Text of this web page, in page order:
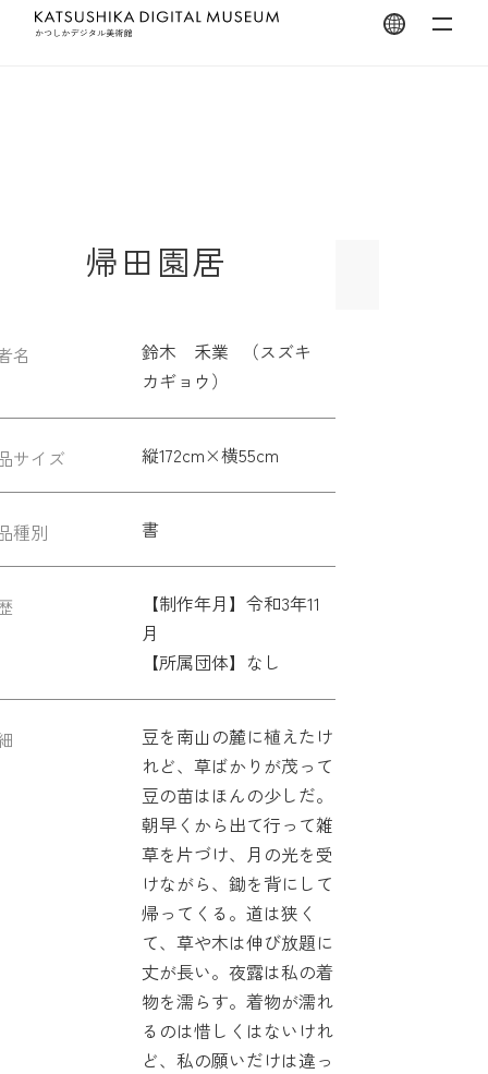
帰田園居
名
鈴木 禾業 （スズキ
カギョウ）
サイズ 縦172cm×横55cm
種別 書
【制作年月】令和3年11
月
【所属団体】なし
豆を南山の麓に植えたけ
れど、草ばかりが茂って
豆の苗はほんの少しだ。
朝早くから出て行って雑
草を片づけ、月の光を受
けながら、鋤を背にして
帰ってくる。道は狭く
て、草や木は伸び放題に
丈が長い。夜露は私の着
物を濡らす。着物が濡れ
るのは惜しくはないけれ
ど、私の願いだけは違っ